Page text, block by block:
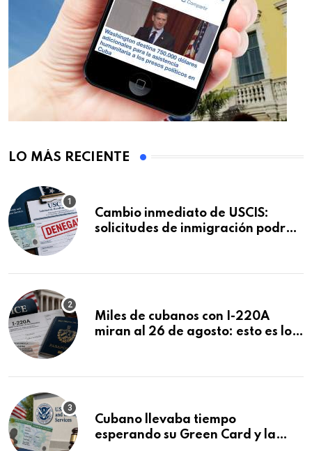
LO MÁS RECIENTE
Cambio inmediato de USCIS:
solicitudes de inmigración podrán
Miles de cubanos con I-220A
miran al 26 de agosto: esto es lo
Cubano llevaba tiempo
esperando su Green Card y la